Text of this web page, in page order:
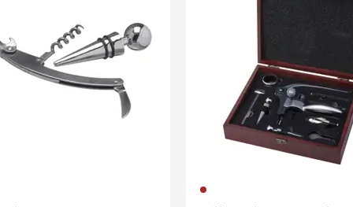
pour la catégorie Boissons
pour la catégorie Alimentation & boissons
la catégorie Maison & bien-être
pour la catégorie Outillage & lampes
011